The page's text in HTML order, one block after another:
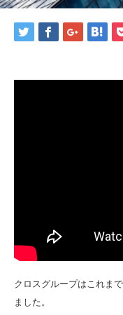
クロスグループはこれま
ました。